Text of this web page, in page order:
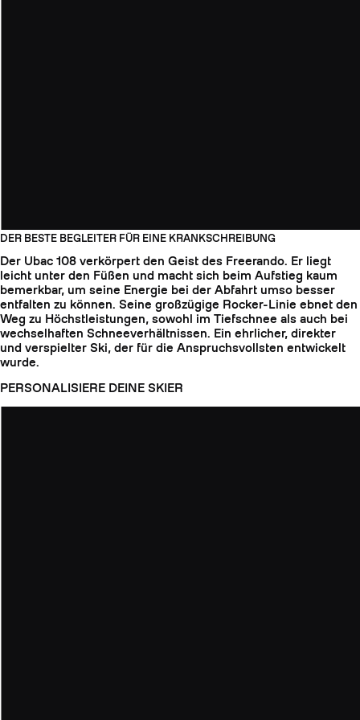
DER BESTE BEGLEITER FÜR EINE KRANKSCHREIBUNG
Der Ubac 108 verkörpert den Geist des Freerando. Er liegt
leicht unter den Füßen und macht sich beim Aufstieg kaum
bemerkbar, um seine Energie bei der Abfahrt umso besser
entfalten zu können. Seine großzügige Rocker-Linie ebnet den
Weg zu Höchstleistungen, sowohl im Tiefschnee als auch bei
wechselhaften Schneeverhältnissen. Ein ehrlicher, direkter
und verspielter Ski, der für die Anspruchsvollsten entwickelt
wurde.
PERSONALISIERE DEINE SKIER